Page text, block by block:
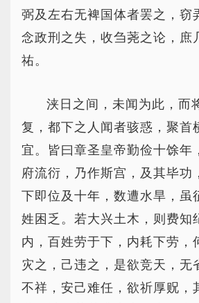
弼及左右无裨国体者罢之，窃
念政刑之失，收刍荛之论，庶
祐。
浃日之间，未闻为此，而
复，都下之人闻者骇惑，聚首
宜。皆曰章圣皇帝勤俭十馀年
府流衍，乃作斯宫，及其毕功
下即位及十年，数遭水旱，虽
姓困乏。若大兴土木，则费知
内，百姓劳于下，内耗下劳，
灾之，己违之，是欲竞天，无
不祥，安己难任，欲祈厚贶，